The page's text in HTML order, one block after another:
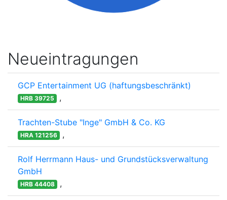
Neueintragungen
GCP Entertainment UG (haftungsbeschränkt)
HRB 39725 ,
Trachten-Stube "Inge" GmbH & Co. KG
HRA 121256 ,
Rolf Herrmann Haus- und Grundstücksverwaltung
GmbH
HRB 44408 ,